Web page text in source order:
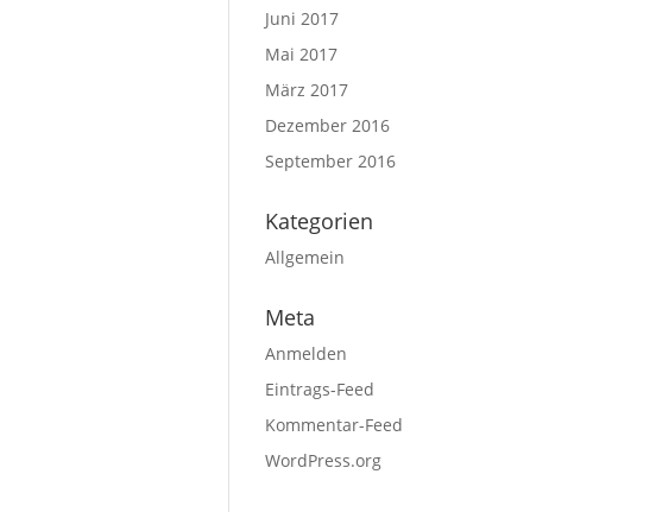
Juni 2017
Mai 2017
März 2017
Dezember 2016
September 2016
Kategorien
Allgemein
Meta
Anmelden
Eintrags-Feed
Kommentar-Feed
WordPress.org